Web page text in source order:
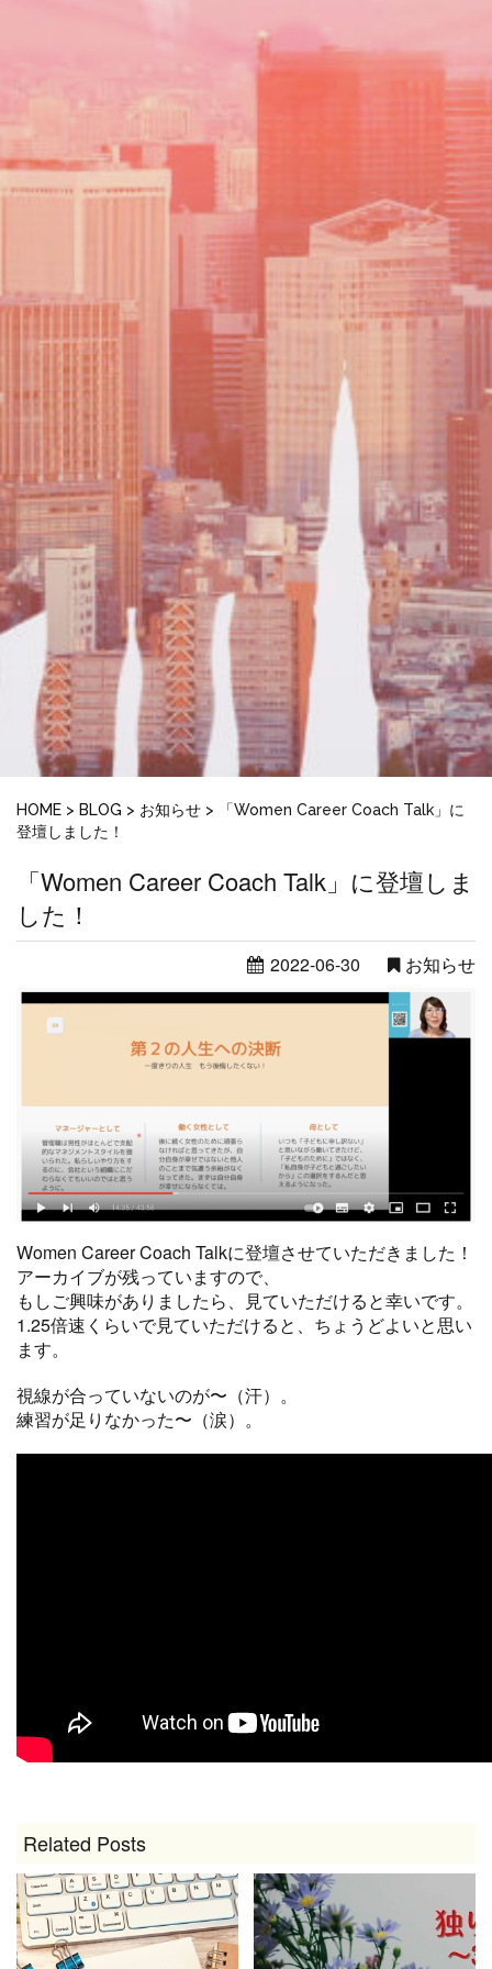
HOME > BLOG > お知らせ >
「Women Career Coach Talk」に
登壇しました！
「Women Career Coach Talk」に登壇しま
した！
2022-06-30 お知らせ
Women Career Coach Talkに登壇させていただきました！
アーカイブが残っていますので、
もしご興味がありましたら、見ていただけると幸いです。
1.25倍速くらいで見ていただけると、ちょうどよいと思い
ます。
視線が合っていないのが〜（汗）。
練習が足りなかった〜（涙）。
Related Posts